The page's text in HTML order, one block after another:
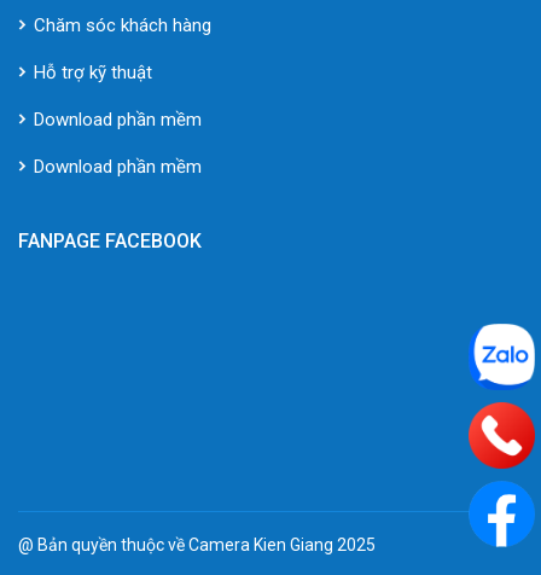
Chăm sóc khách hàng
Hỗ trợ kỹ thuật
Download phần mềm
Download phần mềm
FANPAGE FACEBOOK
@ Bản quyền thuộc về Camera Kien Giang 2025